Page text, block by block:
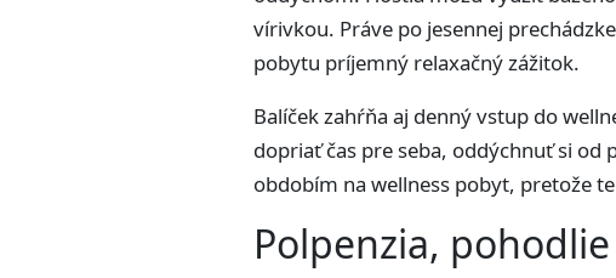
vírivkou. Práve po jesennej
pobytu príjemný relaxačný zážitok.
Balíček zahŕňa aj denný vstup do
dopriať čas pre seba, oddýchnuť si od
obdobím na wellness pobyt, pretože
Polpenzia,